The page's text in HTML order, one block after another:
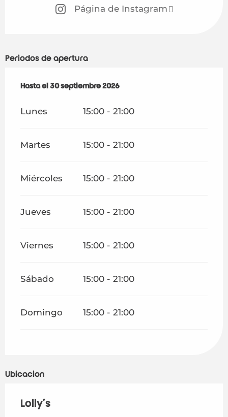
Página de Instagram
Periodos de apertura
Del1 julio 2026al30 septiembre 2026
Hasta el 30 septiembre 2026
Lunes 15:00 - 21:00
Martes 15:00 - 21:00
Miércoles 15:00 - 21:00
Jueves 15:00 - 21:00
Viernes 15:00 - 21:00
Sábado 15:00 - 21:00
Domingo 15:00 - 21:00
Ubicación
Lolly's